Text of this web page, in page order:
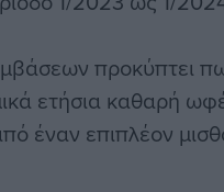
προκύπτει
ετήσια καθαρή
έναν επιπλέον